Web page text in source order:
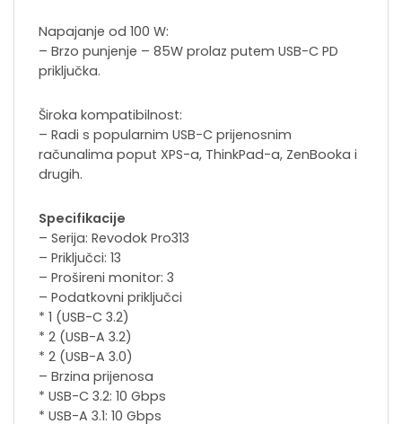
Napajanje od 100 W:
– Brzo punjenje – 85W prolaz putem USB-C PD
priključka.
Široka kompatibilnost:
– Radi s popularnim USB-C prijenosnim
računalima poput XPS-a, ThinkPad-a, ZenBooka i
drugih.
Specifikacije
– Serija: Revodok Pro313
– Priključci: 13
– Prošireni monitor: 3
– Podatkovni priključci
* 1 (USB-C 3.2)
* 2 (USB-A 3.2)
* 2 (USB-A 3.0)
– Brzina prijenosa
* USB-C 3.2: 10 Gbps
* USB-A 3.1: 10 Gbps